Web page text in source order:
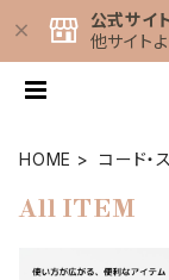
公式サイ
他サイト
HOME コード・
All ITEM